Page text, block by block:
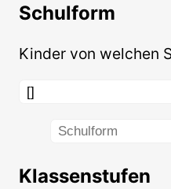
Schulform
Kinder von welchen
Klassenstufen